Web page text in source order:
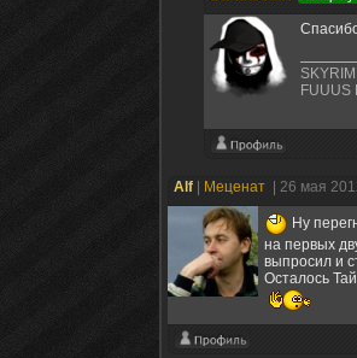
FUUUS
Alf Меценат | 26 мая
Ну
на первых
выпросил и
Осталось